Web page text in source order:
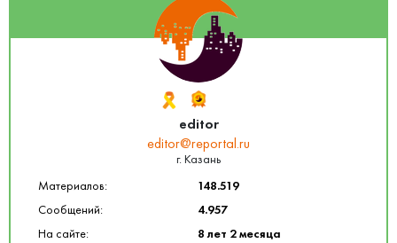
editor
editor@reportal.ru
г. Казань
Материалов:
148.519
Сообщений:
4.957
На сайте:
8 лет 2 месяца